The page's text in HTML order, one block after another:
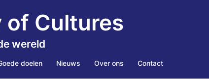
of Cultures
wereld
doelen Nieuws Over ons Contact